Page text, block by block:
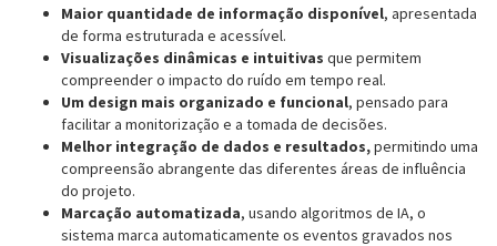
Maior quantidade de informação disponível, apresentada
de forma estruturada e acessível.
Visualizações dinâmicas e intuitivas que permitem
compreender o impacto do ruído em tempo real.
Um design mais organizado e funcional, pensado para
facilitar a monitorização e a tomada de decisões.
Melhor integração de dados e resultados,permitindo uma
compreensão abrangente das diferentes áreas de influência
do projeto.
Marcação automatizada, usando algoritmos de IA, o
sistema marca automaticamente os eventos gravados nos